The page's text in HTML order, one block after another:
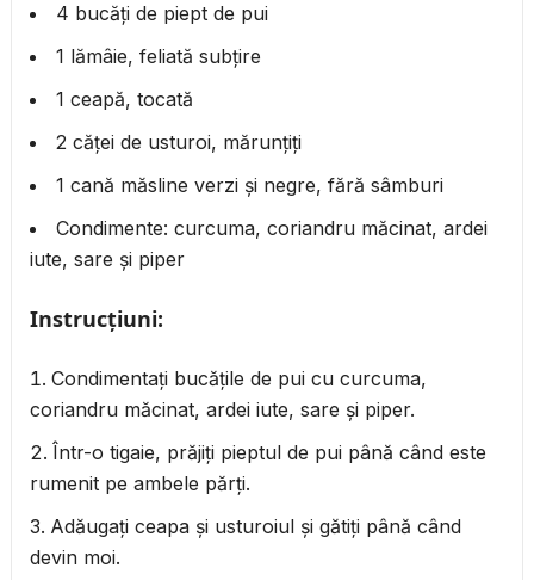
4 bucăți de piept de pui
1 lămâie, feliată subțire
1 ceapă, tocată
2 căței de usturoi, mărunțiți
1 cană măsline verzi și negre, fără sâmburi
Condimente: curcuma, coriandru măcinat, ardei
iute, sare și piper
Instrucțiuni:
Condimentați bucățile de pui cu curcuma,
coriandru măcinat, ardei iute, sare și piper.
Într-o tigaie, prăjiți pieptul de pui până când este
rumenit pe ambele părți.
Adăugați ceapa și usturoiul și gătiți până când
devin moi.